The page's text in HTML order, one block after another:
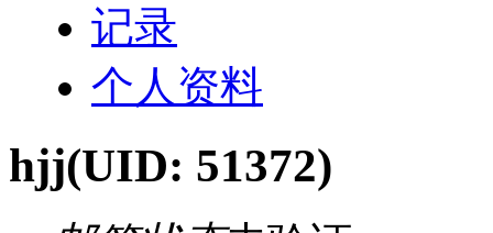
记录
个人资料
hjj(UID: 51372)